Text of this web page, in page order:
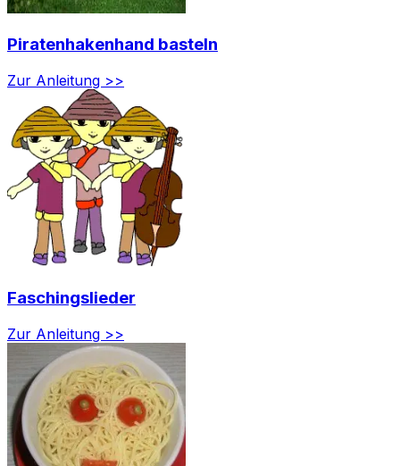
Piratenhakenhand basteln
Zur Anleitung >>
Faschingslieder
Zur Anleitung >>